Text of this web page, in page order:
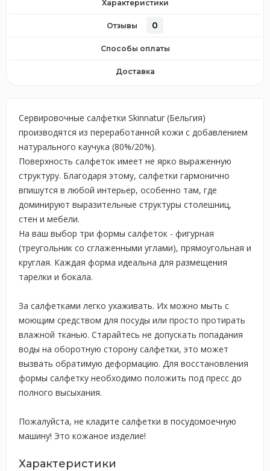
Характеристики
Отзывы 0
Способы оплаты
Доставка
Сервировочные салфетки Skinnatur (Бельгия)
производятся из переработанной кожи с добавлением
натурального каучука (80%/20%).
Поверхность салфеток имеет не ярко выраженную
структуру. Благодаря этому, салфетки гармонично
впишутся в любой интерьер, особенно там, где
доминируют выразительные структуры столешниц,
стен и мебели.
На ваш выбор три формы салфеток - фигурная
(треугольник со сглаженными углами), прямоугольная и
круглая. Каждая форма идеальна для размещения
тарелки и бокала.
За салфетками легко ухаживать. Их можно мыть с
моющим средством для посуды или просто протирать
влажной тканью. Старайтесь не допускать попадания
воды на оборотную сторону салфетки, это может
вызвать обратимую деформацию. Для восстановления
формы салфетку необходимо положить под пресс до
полного высыхания.
Пожалуйста, не кладите салфетки в посудомоечную
машину! Это кожаное изделие!
Характеристики